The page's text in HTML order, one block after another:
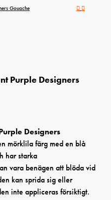
Gouache
Purple Designers
Designers
mörklila färg med en blå
har starka
vara benägen att blöda vid
kan sprida sig eller
inte appliceras försiktigt.